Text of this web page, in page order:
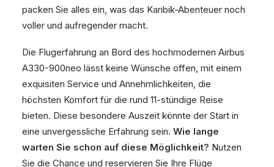
packen Sie alles ein, was das Karibik-Abenteuer noch
voller und aufregender macht.
Die Flugerfahrung an Bord des hochmodernen Airbus
A330-900neo lässt keine Wünsche offen, mit einem
exquisiten Service und Annehmlichkeiten, die
höchsten Komfort für die rund 11-stündige Reise
bieten. Diese besondere Auszeit könnte der Start in
eine unvergessliche Erfahrung sein. Wie lange
warten Sie schon auf diese Möglichkeit? Nutzen
Sie die Chance und reservieren Sie Ihre Flüge